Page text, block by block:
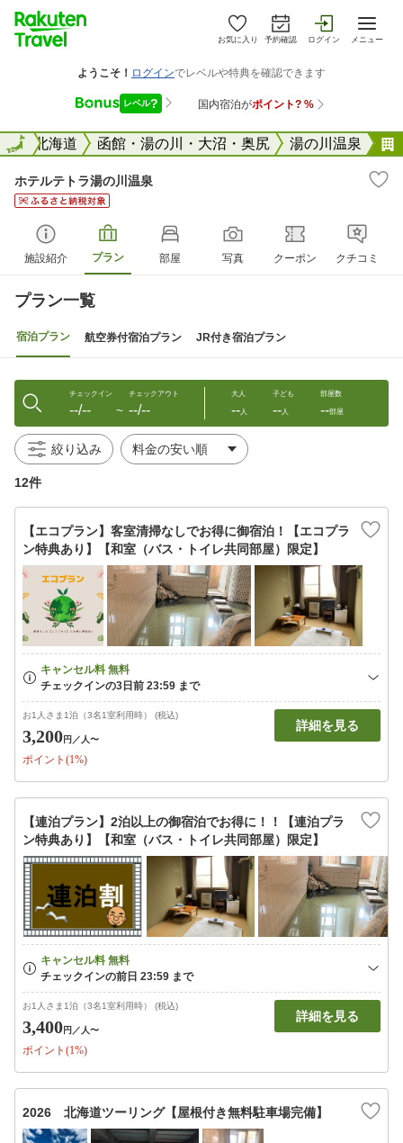
お気に入り 予約確認 ログイン メニュー
全国北海道 函館・湯の川・大沼・奥尻 湯の川温泉
全国
ホテルテトラ湯の川温泉
施設紹介 プラン 部屋 写真 クーポン クチコミ
プラン一覧
宿泊プラン 航空券付宿泊プラン JR付き宿泊プラン
チェックイン
--/-- 〜
チェックアウト
--/--
大人
--人
子ども
--人
部屋数
--部屋
絞り込み
12件
【エコプラン】客室清掃なしでお得に御宿泊！【エコプラ
ン特典あり】【和室（バス・トイレ共同部屋）限定】
お1人さま1泊（3名1室利用時） (税込)
3,200円 ／人〜
ポイント(1%)
詳細を見る
【連泊プラン】2泊以上の御宿泊でお得に！！【連泊プラ
ン特典あり】【和室（バス・トイレ共同部屋）限定】
お1人さま1泊（3名1室利用時） (税込)
3,400円 ／人〜
ポイント(1%)
詳細を見る
2026 北海道ツーリング【屋根付き無料駐車場完備】